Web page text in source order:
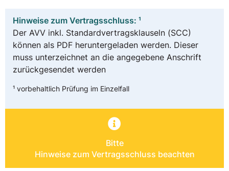
Hinweise zum Vertragsschluss: ¹
Der AVV inkl. Standardvertragsklauseln (SCC)
können als PDF heruntergeladen werden. Dieser
muss unterzeichnet an die angegebene Anschrift
zurückgesendet werden
¹ vorbehaltlich Prüfung im Einzelfall
Bitte
Hinweise zum Vertragsschluss beachten